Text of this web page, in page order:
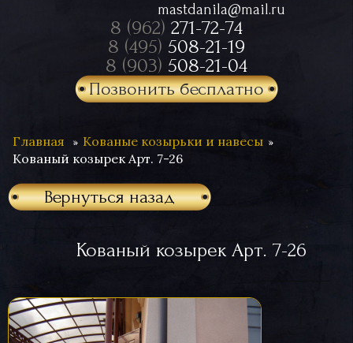
mastdanila@mail.ru
8 (962) 271-72-74
8 (495) 508-21-19
8 (903) 508-21-04
Позвонить бесплатно
Главная
Кованые козырьки и навесы
Кованый козырек Арт. 7-26
Вернуться назад
Кованый козырек Арт. 7-26